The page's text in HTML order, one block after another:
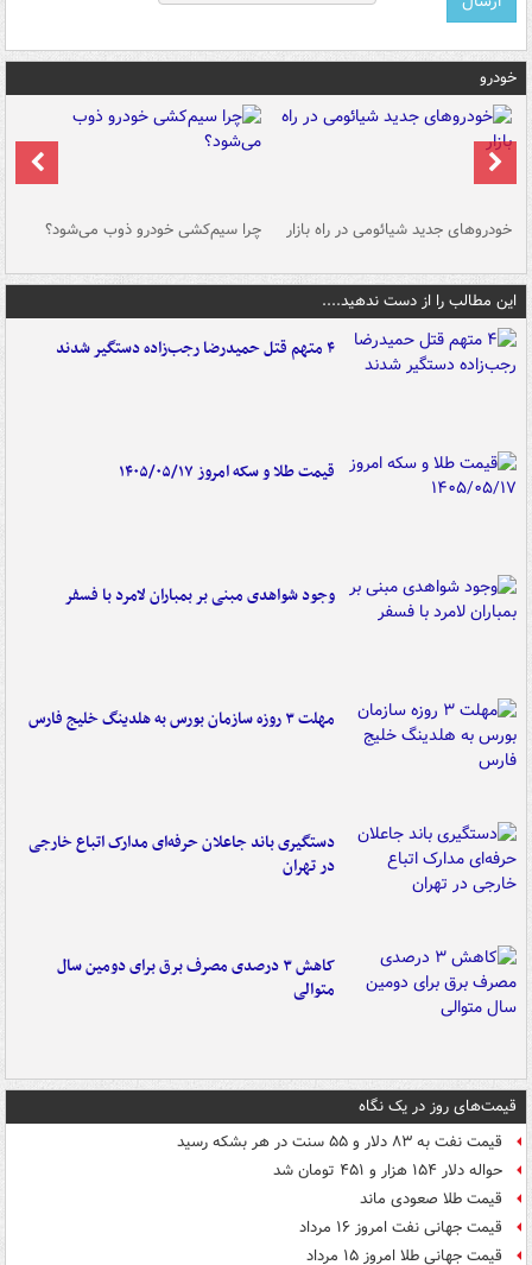
خودرو
خودروهای جدید شیائومی در راه بازار چرا سیم‌کشی خودرو ذوب می‌شود؟
این مطالب را از دست ندهید....
۴ متهم قتل حمیدرضا رجب‌زاده دستگیر شدند
قیمت طلا و سکه امروز ۱۴۰۵/۰۵/۱۷
وجود شواهدی مبنی بر بمباران لامرد با فسفر
مهلت ۳ روزه سازمان بورس به هلدینگ خلیج فارس
دستگیری باند جاعلان حرفه‌ای مدارک اتباع خارجی
در تهران
کاهش ۳ درصدی مصرف برق برای دومین سال
متوالی
قیمت‌های روز در یک نگاه
قیمت نفت به ۸۳ دلار و ۵۵ سنت در هر بشکه رسید
حواله دلار ۱۵۴ هزار و ۴۵۱ تومان شد
قیمت طلا صعودی ماند
قیمت جهانی نفت امروز ۱۶ مرداد
قیمت جهانی طلا امروز ۱۵ مرداد